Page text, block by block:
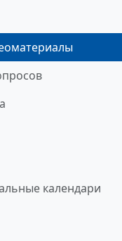
календари